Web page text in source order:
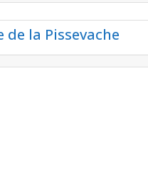
la Pissevache